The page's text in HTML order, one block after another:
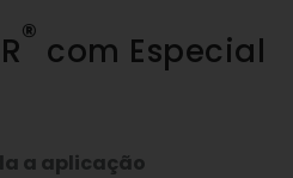
® com Especial
a aplicação